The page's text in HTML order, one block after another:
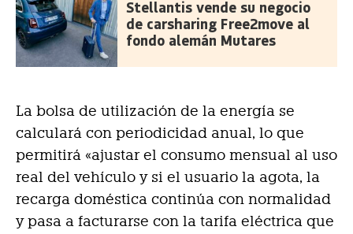
Stellantis vende su negocio
de carsharing Free2move al
fondo alemán Mutares
La bolsa de utilización de la energía se
calculará con periodicidad anual, lo que
permitirá «ajustar el consumo mensual al uso
real del vehículo y si el usuario la agota, la
recarga doméstica continúa con normalidad
y pasa a facturarse con la tarifa eléctrica que